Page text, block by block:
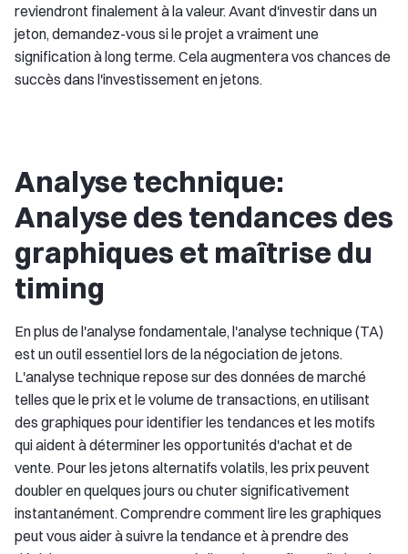
reviendront finalement à la valeur. Avant d'investir dans un
jeton, demandez-vous si le projet a vraiment une
signification à long terme. Cela augmentera vos chances de
succès dans l'investissement en jetons.
Analyse technique:
Analyse des tendances des
graphiques et maîtrise du
timing
En plus de l'analyse fondamentale, l'analyse technique (TA)
est un outil essentiel lors de la négociation de jetons.
L'analyse technique repose sur des données de marché
telles que le prix et le volume de transactions, en utilisant
des graphiques pour identifier les tendances et les motifs
qui aident à déterminer les opportunités d'achat et de
vente. Pour les jetons alternatifs volatils, les prix peuvent
doubler en quelques jours ou chuter significativement
instantanément. Comprendre comment lire les graphiques
peut vous aider à suivre la tendance et à prendre des